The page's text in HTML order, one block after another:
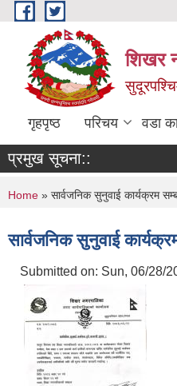
Skip to main content
शिखर
गृहपृष्ठ परिचय वडा
प्रमुख सूचना::
You are here
Home » सार्वजनिक सुनुवाई कार्यक्रम
सार्वजनिक सुनुवाई
Submitted on: Sun, 06/28/